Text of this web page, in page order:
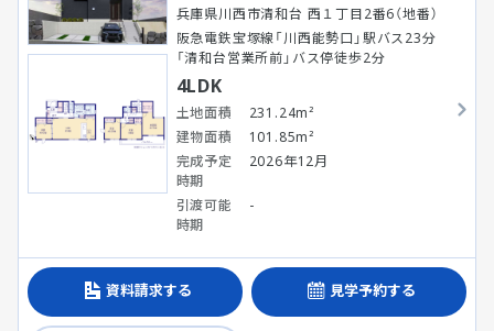
兵庫県川西市清和台 西１丁目2番6（地番）
阪急電鉄宝塚線「川西能勢口」駅バス23分
「清和台営業所前」バス停徒歩2分
4LDK
土地面積
231.24m²
建物面積
101.85m²
完成予定
時期
2026年12月
引渡可能
時期
-
資料請求する 見学予約する